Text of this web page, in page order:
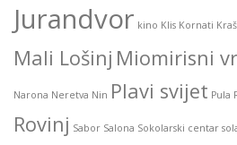
Jurandvor kino Klis Kornati
Mali Lošinj Miomirisni
Narona Neretva Nin Plavi svijet Pula
Rovinj Sabor Salona Sokolarski centar